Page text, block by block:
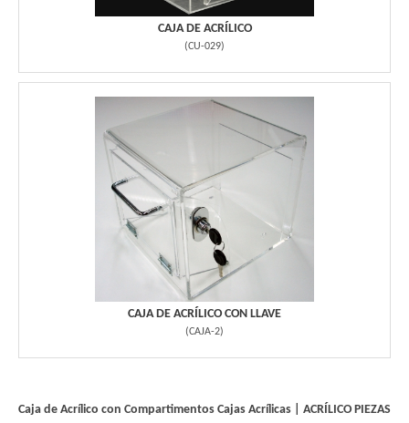
CAJA DE ACRÍLICO
(CU-029)
CAJA DE ACRÍLICO CON LLAVE
(CAJA-2)
Caja de Acrílico con Compartimentos Cajas Acrílicas ACRÍLICO PIEZAS